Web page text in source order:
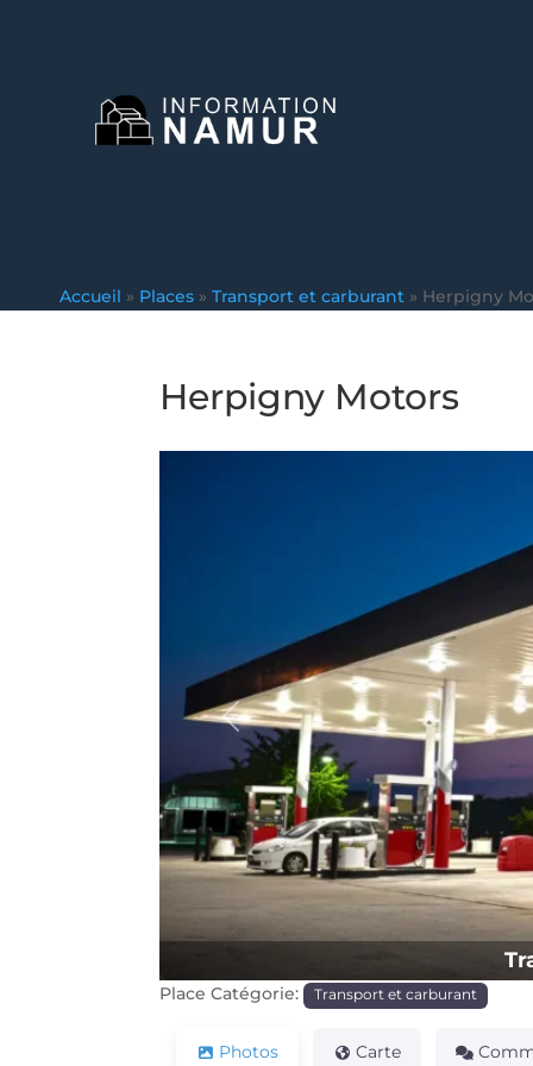
Accueil » Places » Transport et carburant » Herpigny
Herpigny Motors
Précédente
Place Catégorie: Transport et carburant
Photos Carte